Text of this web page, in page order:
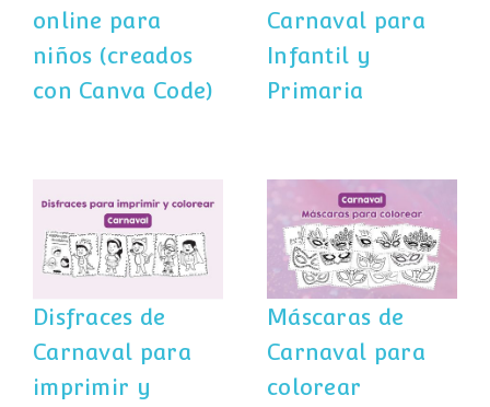
online para
niños (creados
con Canva Code)
Carnaval para
Infantil y
Primaria
Carnaval para
imprimir y
Disfraces de
Carnaval para
imprimir y
Máscaras de
Carnaval para
colorear
Máscaras de
Carnaval para
colorear